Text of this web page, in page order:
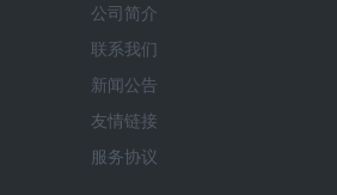
公司简介
联系我们
新闻公告
友情链接
服务协议